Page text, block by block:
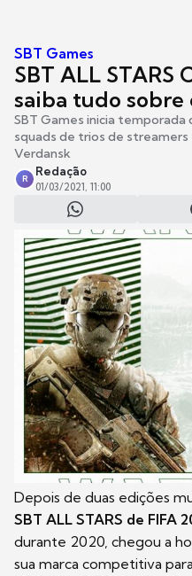
SBT Games
SBT ALL STARS
saiba tudo sobre
SBT Games inicia temporada
squads de trios de
Verdansk
R
Redação
01/03/2021, 11:00
Depois de duas edições
SBT ALL STARS de FIFA
durante 2020, chegou a
sua marca competitiva